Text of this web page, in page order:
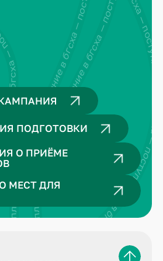
в бгсха —поступление в бгсха — поступление в бгсха — поступление в бгсха — поступление в бгсха — поступление в бгсха — поступление в бгсха —
ПОДГОТОВКИ
О ПРИЁМЕ
МЕСТ ДЛЯ